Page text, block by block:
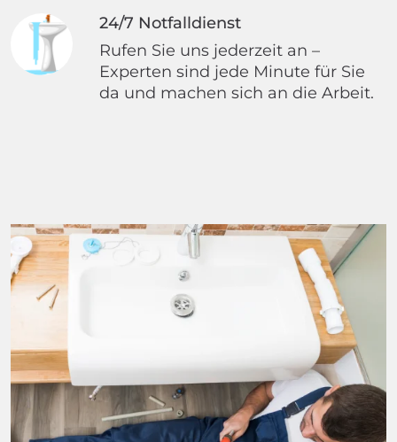
24/7 Notfalldienst
Rufen Sie uns jederzeit an –
Experten sind jede Minute für Sie
da und machen sich an die Arbeit.